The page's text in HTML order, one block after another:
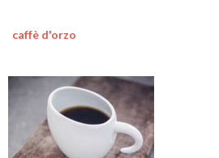
caffè d'orzo